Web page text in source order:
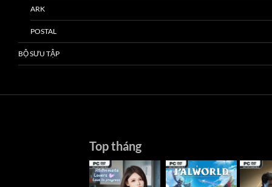
ARK
POSTAL
BỘ SƯU TẬP
Top tháng